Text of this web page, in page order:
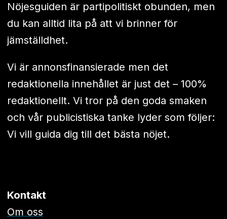
Nöjesguiden är partipolitiskt obunden, men
du kan alltid lita på att vi brinner för
jämställdhet.
Vi är annonsfinansierade men det
redaktionella innehållet är just det – 100%
redaktionellt. Vi tror på den goda smaken
och vår publicistiska tanke lyder som följer:
Vi vill guida dig till det bästa nöjet.
Kontakt
Om oss